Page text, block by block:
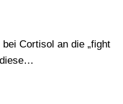
Cortisol an die „fight
diese…